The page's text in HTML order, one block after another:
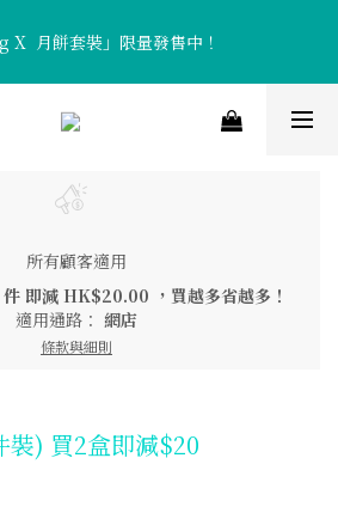
X  月餅套裝」限量發售中！
X  月餅套裝」限量發售中！
」及清新口感「流心熱情果月餅」全新矚
X  月餅套裝」限量發售中！
所有顧客適用
即減 HK$20.00 ，買越多省越多！
適用通路： 網店
條款與細則
裝) 買2盒即減$20